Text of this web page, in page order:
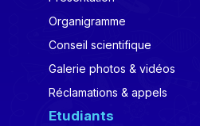
Organigramme
Conseil scientifique
Galerie photos & vidéos
Réclamations & appels
Etudiants